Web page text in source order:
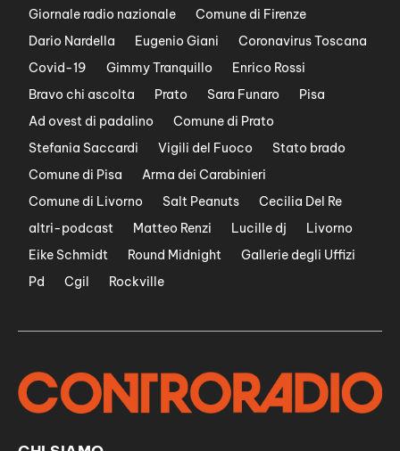
Giornale radio nazionale
Comune di Firenze
Dario Nardella
Eugenio Giani
Coronavirus Toscana
Covid-19
Gimmy Tranquillo
Enrico Rossi
Bravo chi ascolta
Prato Sara Funaro
Pisa
Ad ovest di padalino
Comune di Prato
Stefania Saccardi
Vigili del Fuoco
Stato brado
Comune di Pisa
Arma dei Carabinieri
Comune di Livorno
Salt Peanuts
Cecilia Del Re
altri-podcast
Matteo Renzi Lucille dj
Livorno
Eike Schmidt
Round Midnight
Gallerie degli Uffizi
Pd
Cgil Rockville